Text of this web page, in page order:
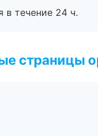
в течение 24 ч.
страницы